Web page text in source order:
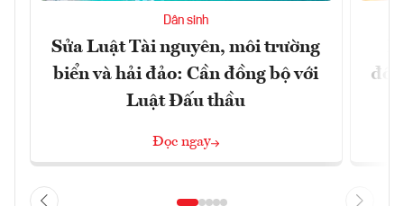
Dân sinh
Sửa Luật Tài nguyên, môi trường
biển và hải đảo: Cần đồng bộ với
Luật Đấu thầu
Đọc ngay